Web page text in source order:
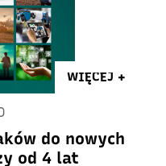
WIĘCEJ +
do nowych
od 4 lat